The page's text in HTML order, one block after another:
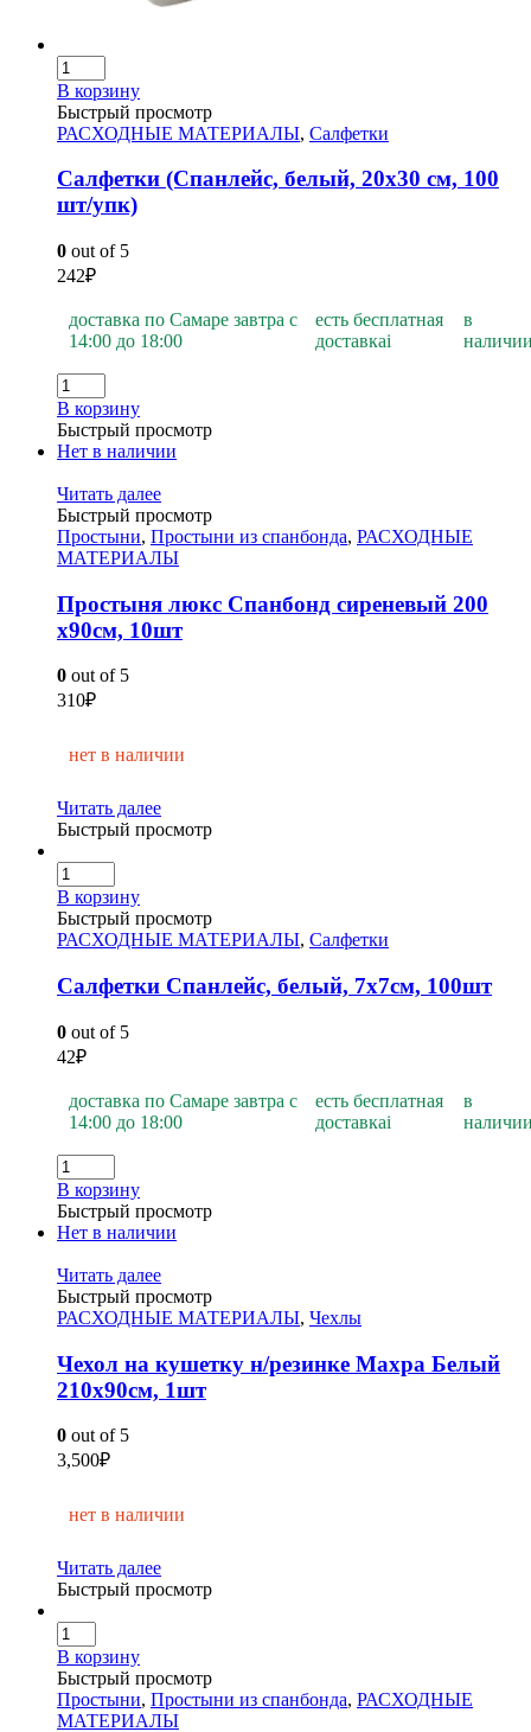
В корзину
Быстрый просмотр
РАСХОДНЫЕ МАТЕРИАЛЫ, Салфетки
Салфетки (Спанлейс, белый, 20х30 см, 100
шт/упк)
0 out of 5
242₽
доставка по Самаре завтра с
14:00 до 18:00
есть бесплатная
доставкаi
в
В корзину
Быстрый просмотр
Нет в наличии
Читать далее
Быстрый просмотр
Простыни, Простыни из спанбонда, РАСХОДНЫЕ
МАТЕРИАЛЫ
Простыня люкс Спанбонд сиреневый 200
х90см, 10шт
0 out of 5
310₽
нет в наличии
Читать далее
Быстрый просмотр
В корзину
Быстрый просмотр
РАСХОДНЫЕ МАТЕРИАЛЫ, Салфетки
Салфетки Спанлейс, белый, 7х7см, 100шт
0 out of 5
42₽
доставка по Самаре завтра с
14:00 до 18:00
есть бесплатная
доставкаi
в
В корзину
Быстрый просмотр
Нет в наличии
Читать далее
Быстрый просмотр
РАСХОДНЫЕ МАТЕРИАЛЫ, Чехлы
Чехол на кушетку н/резинке Махра Белый
210х90см, 1шт
0 out of 5
3,500₽
нет в наличии
Читать далее
Быстрый просмотр
В корзину
Быстрый просмотр
Простыни, Простыни из спанбонда, РАСХОДНЫЕ
МАТЕРИАЛЫ